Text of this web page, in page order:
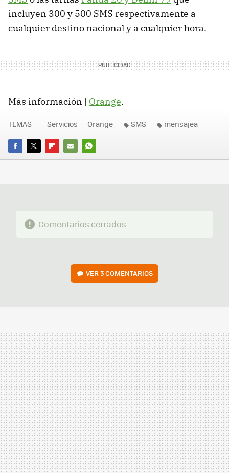
incluyen 300 y 500 SMS respectivamente a
cualquier destino nacional y a cualquier hora.
Más información | Orange.
FACEBOOK
TWITTERFLIPBOARD
E-
WHATSAPP
TEMAS Servicios Orange SMS mensajea
Comentarios cerrados
VER3 COMENTARIOS